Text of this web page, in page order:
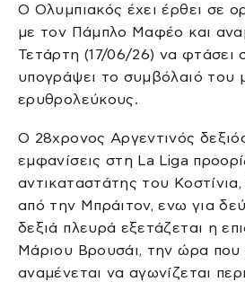
Ο Ολυμπιακός έχει έρθει σε
με τον Πάμπλο Μαφέο και
Τετάρτη (17/06/26) να φτάσει
υπογράψει το συμβόλαιό του
ερυθρολεύκους.
Ο 28χρονος Αργεντινός
εμφανίσεις στη La Liga
αντικαταστάτης του
από την Μπράιτον, ενω για
δεξιά πλευρά εξετάζεται η
Μάριου Βρουσάι, την ώρα που
αναμένεται να αγωνίζεται